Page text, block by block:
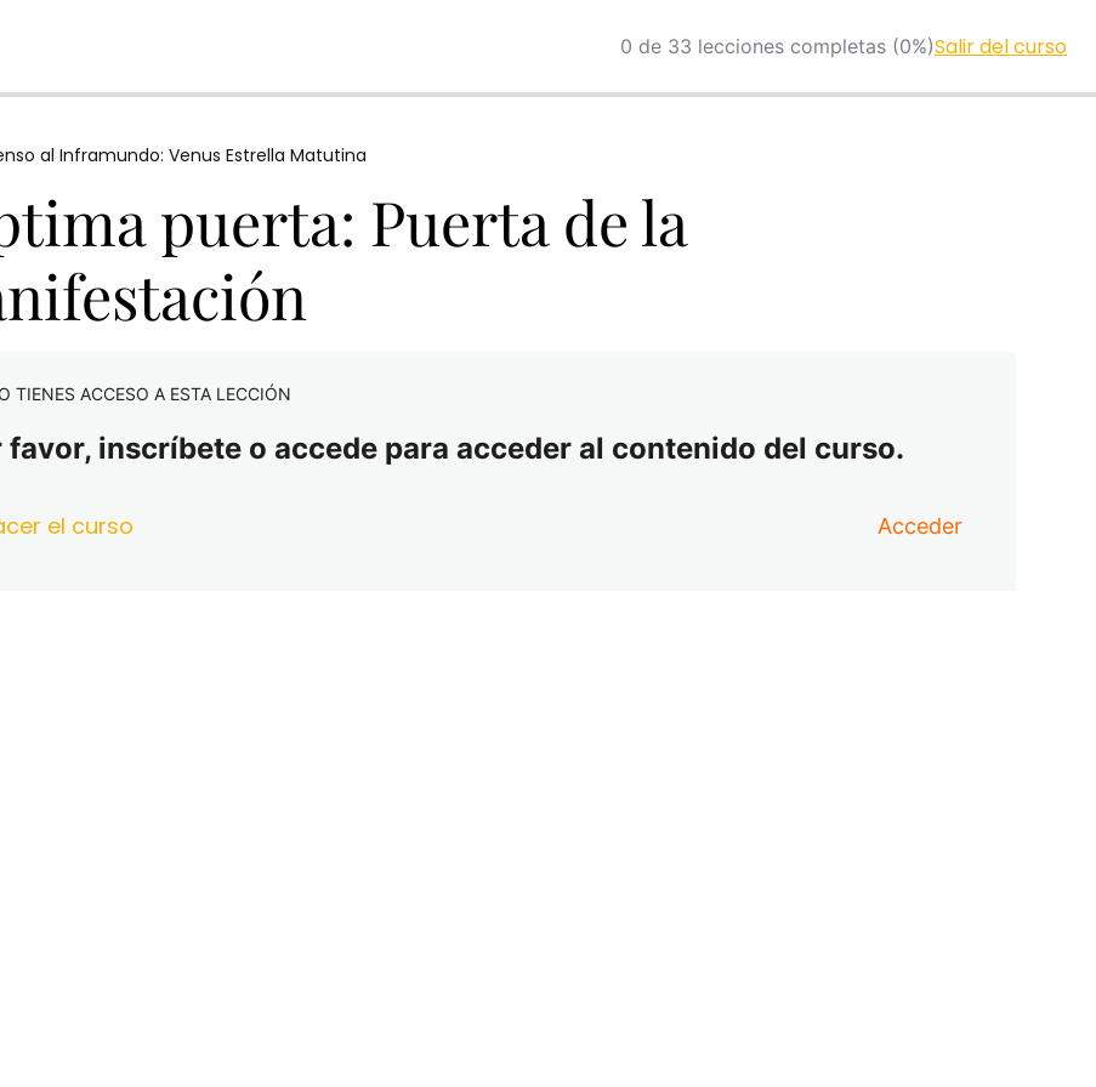
0 de 33 lecciones completas (0%)Salir del curso
sombra
al Inframundo: Venus Estrella Matutina
puerta: Puerta de la
TIENES ACCESO A ESTA LECCIÓN
favor, inscríbete o accede para acceder al contenido del curso.
el curso Acceder